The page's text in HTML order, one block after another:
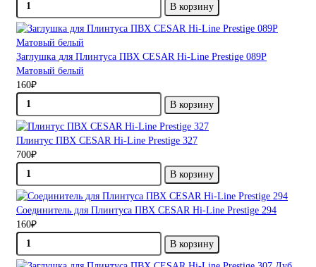
В корзину
Заглушка для Плинтуса ПВХ CESAR Hi-Line Prestige 089P
Матовый белый
160₽
В корзину
Плинтус ПВХ CESAR Hi-Line Prestige 327
700₽
В корзину
Соединитель для Плинтуса ПВХ CESAR Hi-Line Prestige 294
160₽
В корзину